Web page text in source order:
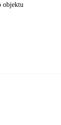
objektu